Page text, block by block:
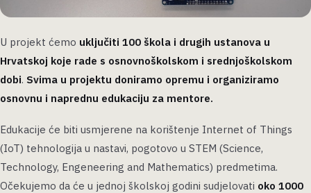
U projekt ćemo uključiti 100 škola i drugih ustanova u
Hrvatskoj koje rade s osnovnoškolskom i srednjoškolskom
dobi. Svima u projektu doniramo opremu i organiziramo
osnovnu i naprednu edukaciju za mentore.
Edukacije će biti usmjerene na korištenje Internet of Things
(IoT) tehnologija u nastavi, pogotovo u STEM (Science,
Technology, Engeneering and Mathematics) predmetima.
Očekujemo da će u jednoj školskoj godini sudjelovati oko 1000